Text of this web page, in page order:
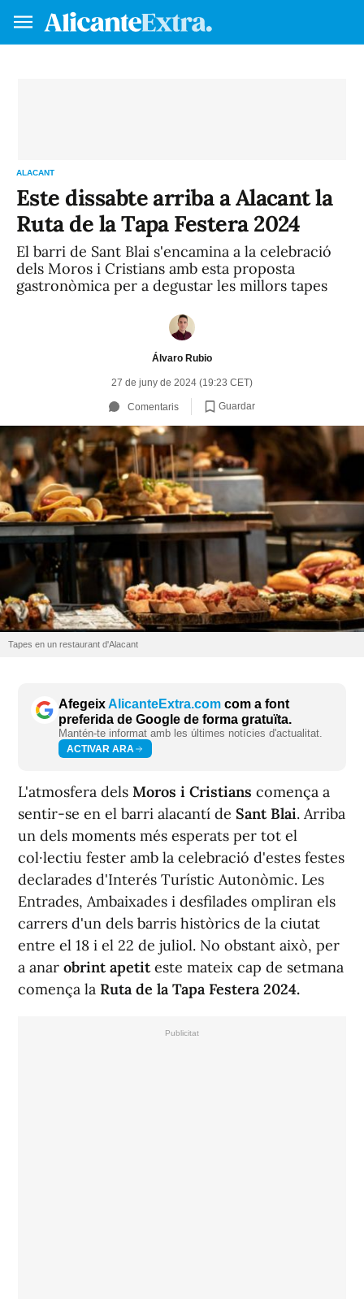
ALACANT
Este dissabte arriba a Alacant la
Ruta de la Tapa Festera 2024
El barri de Sant Blai s'encamina a la celebració
dels Moros i Cristians amb esta proposta
gastronòmica per a degustar les millors tapes
Álvaro Rubio
27 de juny de 2024 (19:23 CET)
Comentaris Guardar
Tapes en un restaurant d'Alacant
AfegeixAlicanteExtra.com com a font
preferida de Google de forma gratuïta.
Mantén-te informat amb les últimes notícies d'actualitat.
ACTIVAR ARA
L'atmosfera dels Moros i Cristians comença a
sentir-se en el barri alacantí de Sant Blai. Arriba
un dels moments més esperats per tot el
col·lectiu fester amb la celebració d'estes festes
declarades d'Interés Turístic Autonòmic. Les
Entrades, Ambaixades i desfilades ompliran els
carrers d'un dels barris històrics de la ciutat
entre el 18 i el 22 de juliol. No obstant això, per
a anar obrint apetiteste mateix cap de setmana
comença la Ruta de la Tapa Festera 2024.